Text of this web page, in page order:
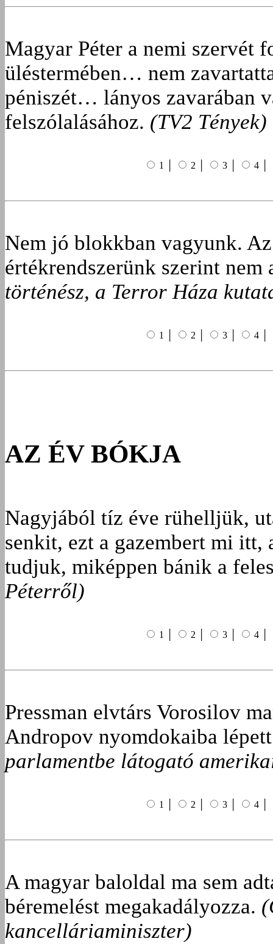
Magyar Péter a nemi szervét
üléstermében… nem
péniszét… lányos zavarában
felszólalásához. (TV2 Tények)
1 │ 2 │ 3 │ 4 │
Nem jó blokkban vagyunk.
értékrendszerünk szerint
történész, a Terror Háza
1 │ 2 │ 3 │ 4 │
AZ ÉV BÓKJA
Nagyjából tíz éve rühelljük,
senkit, ezt a gazembert mi itt,
tudjuk, miképpen bánik a
Péterről)
1 │ 2 │ 3 │ 4 │
Pressman elvtárs Vorosilov
Andropov nyomdokaiba
parlamentbe látogató
1 │ 2 │ 3 │ 4 │
A magyar baloldal ma sem
béremelést megakadályozza.
kancelláriaminiszter)